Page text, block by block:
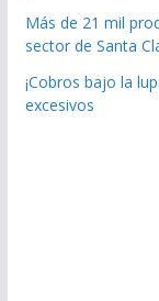
Más de 21 mil
sector de Santa
¡Cobros bajo la
excesivos